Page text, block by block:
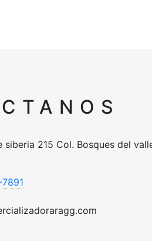
siberia 215 Col. Bosques del